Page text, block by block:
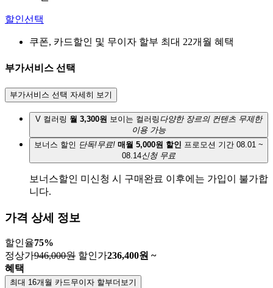
할인선택
쿠폰, 카드할인 및 무이자 할부 최대 22개월 혜택
부가서비스 선택
부가서비스 선택 자세히 보기
V 컬러링 월 3,300원 보이는 컬러링 다양한 장르의 컨텐츠 무제한
이용 가능
보너스 할인 단독!무료! 매월 5,000원 할인 프로모션 기간 08.01 ~
08.14신청 무료
보너스할인 미신청 시 구매완료 이후에는 가입이 불가합
니다.
가격 상세 정보
할인율75%
정상가946,000원 할인가236,400원 ~
혜택
최대 16개월 카드무이자 할부더보기